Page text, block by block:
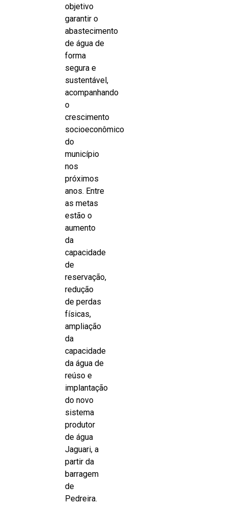
objetivo
garantir o
abastecimento
de água de
forma
segura e
sustentável,
acompanhando
o
crescimento
socioeconômico
do
município
nos
próximos
anos. Entre
as metas
estão o
aumento
da
capacidade
de
reservação,
redução
de perdas
físicas,
ampliação
da
capacidade
da água de
reúso e
implantação
do novo
sistema
produtor
de água
Jaguari, a
partir da
barragem
de
Pedreira.